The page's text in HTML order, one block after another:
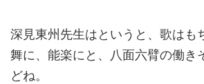
深見東州先生はというと、歌はも
舞に、能楽にと、八面六臂の働き
どね。